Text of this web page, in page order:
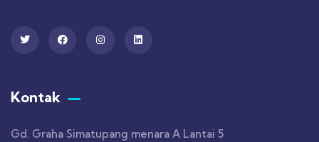
Kontak
Gd. Graha Simatupang menara A Lantai 5